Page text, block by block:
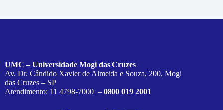
UMC – Universidade Mogi das Cruzes
Av. Dr. Cândido Xavier de Almeida e Souza, 200, Mogi
das Cruzes – SP
Atendimento: 11 4798-7000 – 0800 019 2001